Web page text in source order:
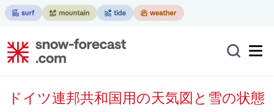
ドイツ連邦共和国用の天気図と雪の状態